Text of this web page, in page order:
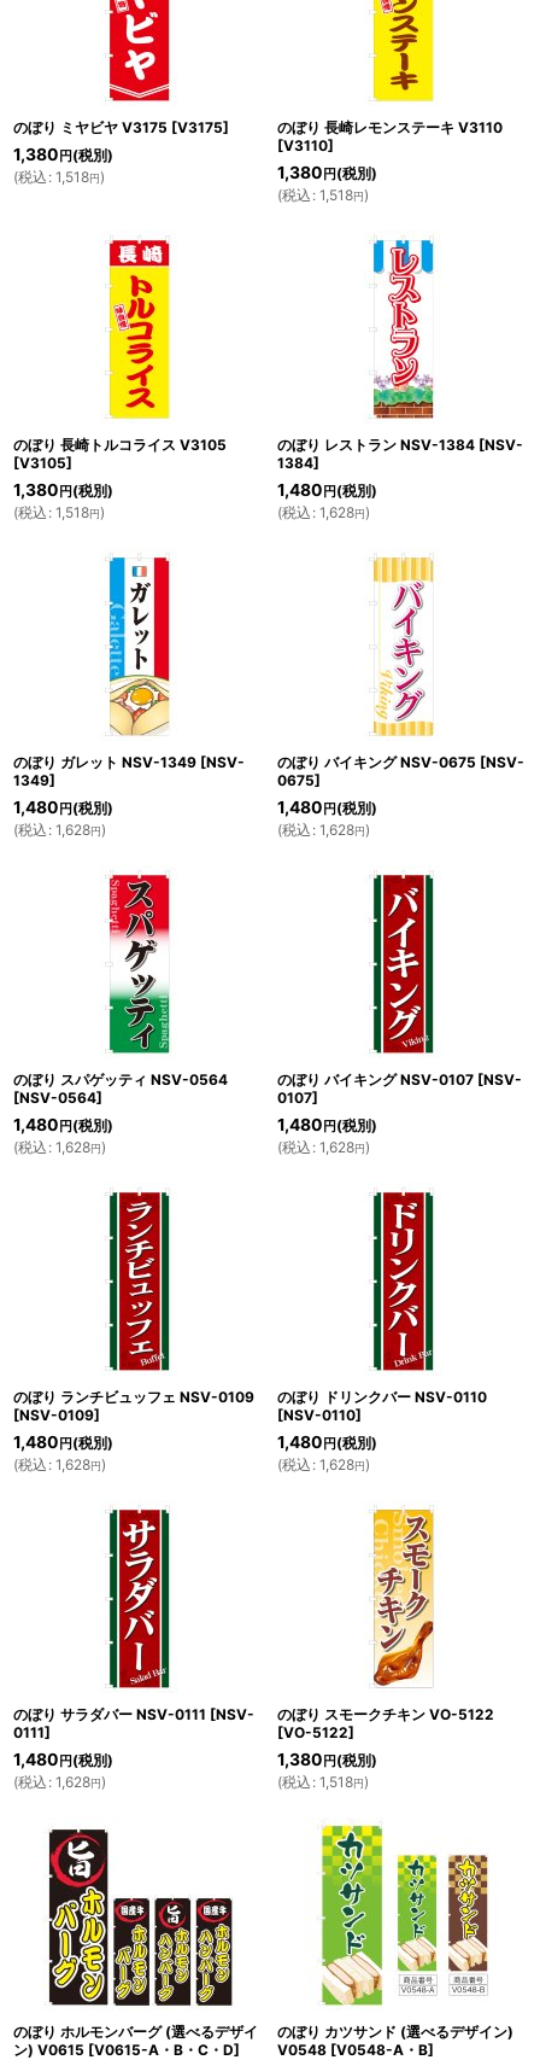
のぼり ミヤビヤ V3175 [V3175]
1,380 円 (税別)
(税込 : 1,518円)
のぼり 長崎レモンステーキ V3110
[V3110]
1,380 円 (税別)
(税込 : 1,518円)
のぼり 長崎トルコライス V3105
[V3105]
1,380 円 (税別)
(税込 : 1,518円)
のぼり レストラン NSV-1384 [NSV-
1384]
1,480 円 (税別)
(税込 : 1,628円)
のぼり ガレット NSV-1349 [NSV-
1349]
1,480 円 (税別)
(税込 : 1,628円)
のぼり バイキング NSV-0675 [NSV-
0675]
1,480 円 (税別)
(税込 : 1,628円)
のぼり スパゲッティ NSV-0564
[NSV-0564]
1,480 円 (税別)
(税込 : 1,628円)
のぼり バイキング NSV-0107 [NSV-
0107]
1,480 円 (税別)
(税込 : 1,628円)
のぼり ランチビュッフェ NSV-0109
[NSV-0109]
1,480 円 (税別)
(税込 : 1,628円)
のぼり ドリンクバー NSV-0110
[NSV-0110]
1,480 円 (税別)
(税込 : 1,628円)
のぼり サラダバー NSV-0111 [NSV-
0111]
1,480 円 (税別)
(税込 : 1,628円)
のぼり スモークチキン VO-5122
[VO-5122]
1,380 円 (税別)
(税込 : 1,518円)
のぼり ホルモンバーグ (選べるデザイ
ン) V0615 [V0615-A・B・C・D]
のぼり カツサンド (選べるデザイン)
V0548 [V0548-A・B]